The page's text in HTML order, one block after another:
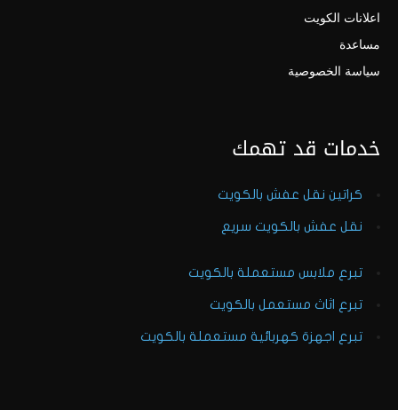
اعلانات الكويت
مساعدة
سياسة الخصوصية
خدمات قد تهمك
كراتين نقل عفش بالكويت
نقل عفش بالكويت سريع
تبرع ملابس مستعملة بالكويت
تبرع اثاث مستعمل بالكويت
تبرع اجهزة كهربائية مستعملة بالكويت